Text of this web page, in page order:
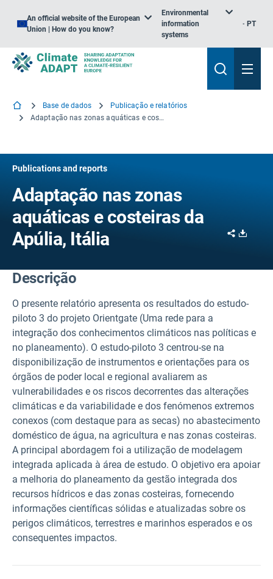
An official website of the European
Union | How do you know?
Environmental
information
systems
PT
Base de dados
Publicação e relatórios
Adaptação nas zonas aquáticas e costeiras da Apúlia, Itália
Publications and reports
Adaptação nas zonas
aquáticas e costeiras da
Apúlia, Itália
Share
Descrição
O presente relatório apresenta os resultados do estudo-
piloto 3 do projeto Orientgate (Uma rede para a
integração dos conhecimentos climáticos nas políticas e
no planeamento). O estudo-piloto 3 centrou-se na
disponibilização de instrumentos e orientações para os
órgãos de poder local e regional avaliarem as
vulnerabilidades e os riscos decorrentes das alterações
climáticas e da variabilidade e dos fenómenos extremos
conexos (com destaque para as secas) no abastecimento
doméstico de água, na agricultura e nas zonas costeiras.
A principal abordagem foi a utilização de modelagem
integrada aplicada à área de estudo. O objetivo era apoiar
a melhoria do planeamento da gestão integrada dos
recursos hídricos e das zonas costeiras, fornecendo
informações científicas sólidas e atualizadas sobre os
perigos climáticos, terrestres e marinhos esperados e os
consequentes impactos.